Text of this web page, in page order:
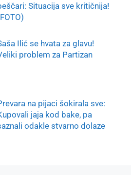
Situacija sve kritičnija!
Ilić se hvata za glavu!
problem za Partizan
na pijaci šokirala sve:
jaja kod bake, pa
odakle stvarno dolaze